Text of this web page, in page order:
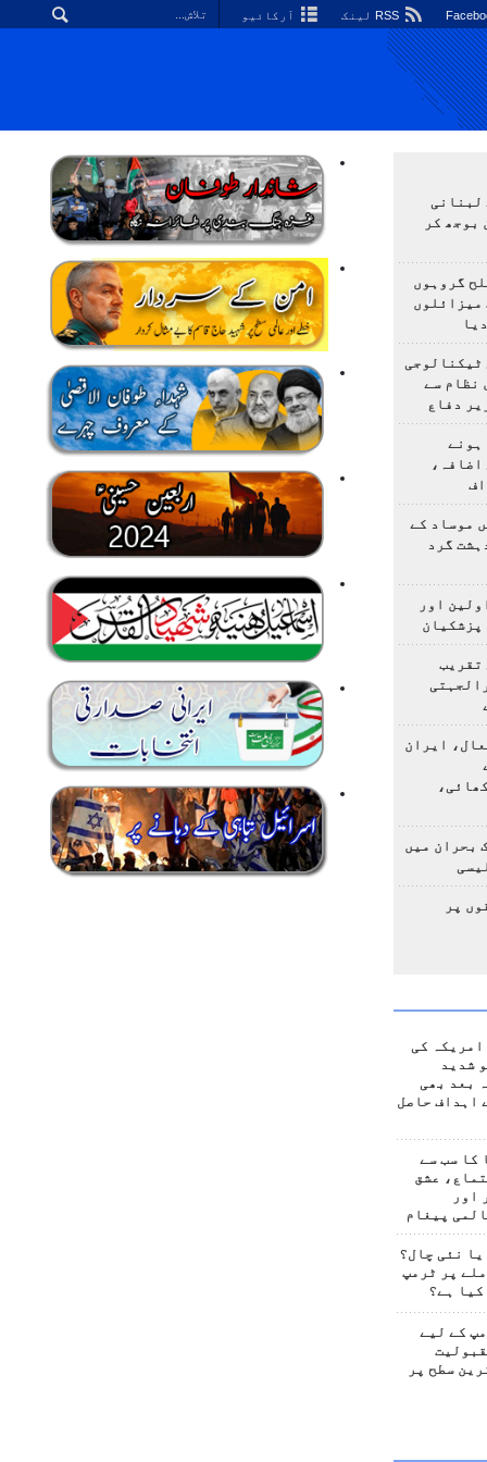
آرکائیو
لبنانی
بوجھ کر
گروہوں
میزائلوں
ٹیکنالوجی
نظام سے
دفاع
ہونے
اضافہ،
موساد کے
4 مسلح دہشت گرد
اور
پزشکیان
تقریب
ایران
بحران میں
پر
امریکہ کی
شدید
بعد بھی
اہداف حاصل
کا سب سے
عشق
اور
پیغام
نئی چال؟
پر ٹرمپ
کیا ہے؟
کے لیے
سطح پر